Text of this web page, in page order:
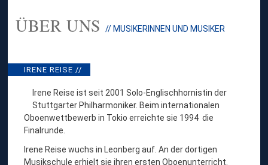
ÜBER UNS // MUSIKERINNEN UND MUSIKERI
E
IRENE REISE //
Irene Reise ist seit 2001 Solo-Englischhornistin der
Stuttgarter Philharmoniker. Beim internationalen
Oboenwettbewerb in Tokio erreichte sie 1994 die
Finalrunde.
Irene Reise wuchs in Leonberg auf. An der dortigen
Musikschule erhielt sie ihren ersten Oboenunterricht.